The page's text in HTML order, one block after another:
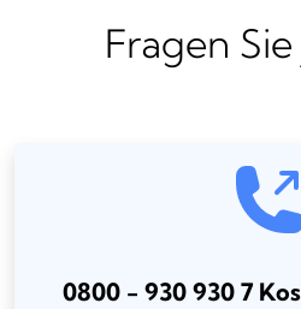
Fragen
0800 - 930 930 7